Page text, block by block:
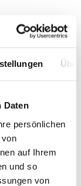
Daten
persönlichen
auf Ihrem
und so
von